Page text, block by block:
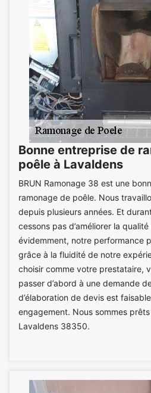
Bonne entreprise de
poêle à Lavaldens
BRUN Ramonage 38 est une
ramonage de poêle. Nous
depuis plusieurs années. Et
cessons pas d’améliorer la
évidemment, notre performance
grâce à la fluidité de notre
choisir comme votre prestataire,
passer d’abord à une demande
d’élaboration de devis est
engagement. Nous sommes
Lavaldens 38350.